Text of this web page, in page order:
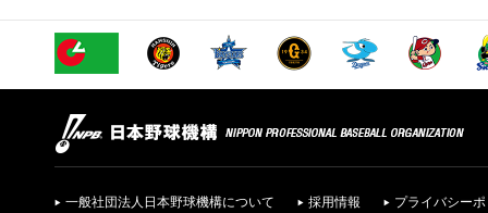
一般社団法人日本野球機構について 採用情報 プライバシー